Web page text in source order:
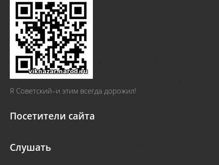
Я Cоветский–и этим всегда дорожил!
Посетители сайта
Слушать